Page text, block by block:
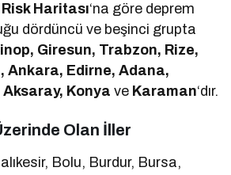
Haritası‘na göre deprem
dördüncü ve beşinci grupta
Giresun, Trabzon, Rize,
Ankara, Edirne, Adana,
Aksaray, Konya ve Karaman‘dır.
Olan İller
Bolu, Burdur, Bursa,